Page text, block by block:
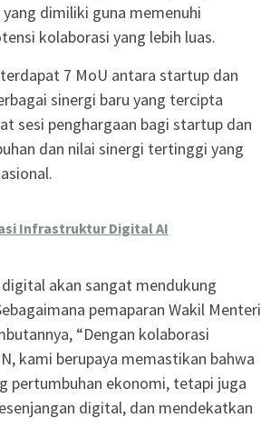
dimiliki guna memenuhi
kolaborasi yang lebih luas.
7 MoU antara startup dan
sinergi baru yang tercipta
sesi penghargaan bagi startup dan
dan nilai sinergi tertinggi yang
Infrastruktur Digital AI
akan sangat mendukung
pemaparan Wakil Menteri
“Dengan kolaborasi
kami berupaya memastikan bahwa
pertumbuhan ekonomi, tetapi juga
digital, dan mendekatkan